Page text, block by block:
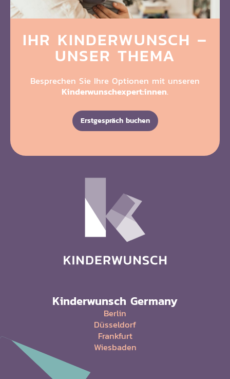
IHR KINDERWUNSCH –
UNSER THEMA
Besprechen Sie Ihre Optionen mit unseren
Kinderwunschexpert:innen.
Erstgespräch buchen
Kinderwunsch Germany
Berlin
Düsseldorf
Frankfurt
Wiesbaden